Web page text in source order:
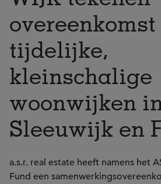
tijdelijke,
kleinschalige
woonwijken
Sleeuwijk en
a.s.r. real estate heeft namens het
Fund een